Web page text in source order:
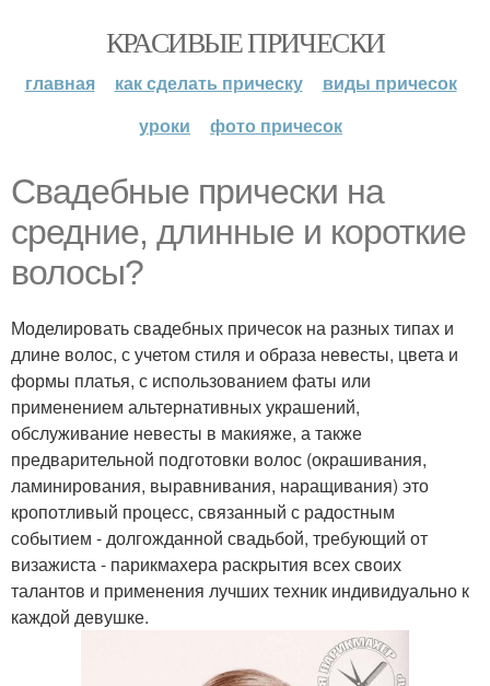
КРАСИВЫЕ ПРИЧЕСКИ
главная как сделать прическу
виды причесок
уроки
фото причесок
Свадебные прически на
средние, длинные и короткие
волосы?
Моделировать свадебных причесок на разных типах и
длине волос, с учетом стиля и образа невесты, цвета и
формы платья, с использованием фаты или
применением альтернативных украшений,
обслуживание невесты в макияже, а также
предварительной подготовки волос (окрашивания,
ламинирования, выравнивания, наращивания) это
кропотливый процесс, связанный с радостным
событием - долгожданной свадьбой, требующий от
визажиста - парикмахера раскрытия всех своих
талантов и применения лучших техник индивидуально к
каждой девушке.